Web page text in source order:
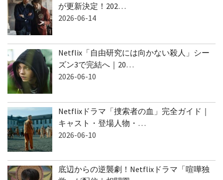
が更新決定！202…
2026-06-14
Netflix「自由研究には向かない殺人」シー
ズン3で完結へ｜20…
2026-06-10
Netflixドラマ「捜索者の血」完全ガイド｜
キャスト・登場人物・…
2026-06-10
底辺からの逆襲劇！Netflixドラマ「喧嘩独